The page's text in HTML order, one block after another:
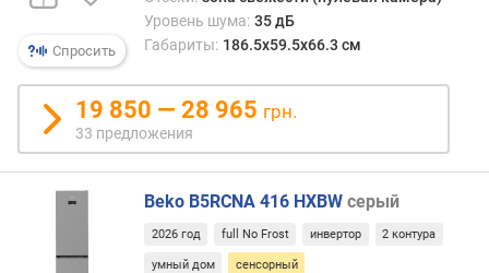
F
r
o
s
е
Спросить
Уровень шума: 35 дБ
Габариты: 186.5х59.5х66.3 см
19 850 — 28 965 грн.
33 предложения
Beko B5RCNA 416 HXBW серый
2026 год full No Frost инвертор 2 контура
умный дом сенсорный